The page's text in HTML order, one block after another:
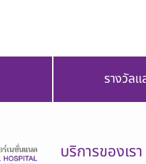
รางวัลแ
บริการของเรา